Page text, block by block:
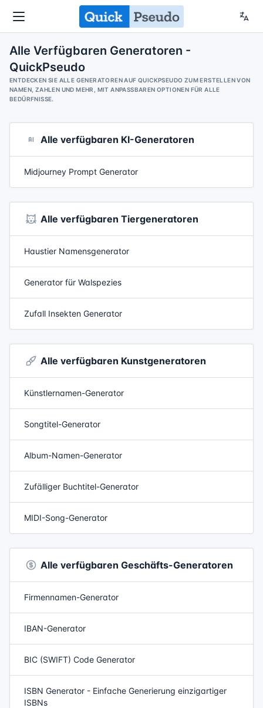
Alle Verfügbaren Generatoren -
QuickPseudo
ENTDECKEN SIE ALLE GENERATOREN AUF QUICKPSEUDO ZUM ERSTELLEN VON
NAMEN, ZAHLEN UND MEHR, MIT ANPASSBAREN OPTIONEN FÜR ALLE
BEDÜRFNISSE.
Alle verfügbaren KI-Generatoren
Midjourney Prompt Generator
Alle verfügbaren Tiergeneratoren
Haustier Namensgenerator
Generator für Walspezies
Zufall Insekten Generator
Alle verfügbaren Kunstgeneratoren
Künstlernamen-Generator
Songtitel-Generator
Album-Namen-Generator
Zufälliger Buchtitel-Generator
MIDI-Song-Generator
Alle verfügbaren Geschäfts-Generatoren
Firmennamen-Generator
IBAN-Generator
BIC (SWIFT) Code Generator
ISBN Generator - Einfache Generierung einzigartiger
ISBNs